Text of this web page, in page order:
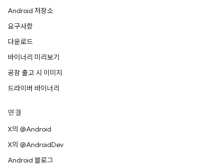
Android 저장소
요구사항
다운로드
바이너리 미리보기
공장 출고 시 이미지
드라이버 바이너리
연결
X의 @Android
X의 @AndroidDev
Android 블로그